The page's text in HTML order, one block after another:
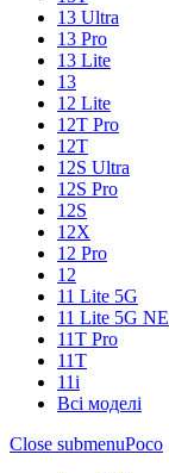
13 Ultra
13 Pro
13 Lite
13
12 Lite
12T Pro
12T
12S Ultra
12S Pro
12S
12X
12 Pro
12
11 Lite 5G
11 Lite 5G NE
11T Pro
11T
11i
Всі моделі
Close submenuPoco